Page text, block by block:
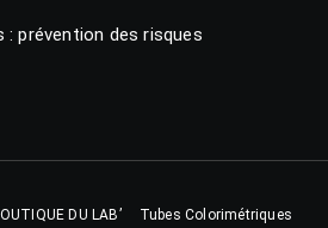
prévention des risques
DU LAB’ Tubes Colorimétriques